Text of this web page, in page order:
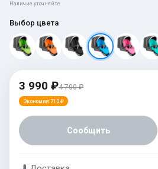
Наличие уточняйте
Выбор цвета
3 990 ₽4 700 ₽
Экономия 710 ₽
Сообщить